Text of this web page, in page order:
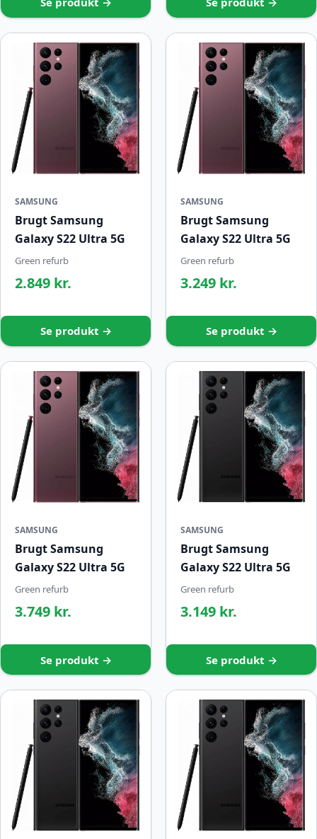
SAMSUNG
Brugt Samsung
Galaxy S22 Ultra 5G
Green refurb
2.849 kr.
Se produkt →
SAMSUNG
Brugt Samsung
Galaxy S22 Ultra 5G
Green refurb
3.249 kr.
Se produkt →
SAMSUNG
Brugt Samsung
Galaxy S22 Ultra 5G
Green refurb
3.749 kr.
Se produkt →
SAMSUNG
Brugt Samsung
Galaxy S22 Ultra 5G
Green refurb
3.149 kr.
Se produkt →